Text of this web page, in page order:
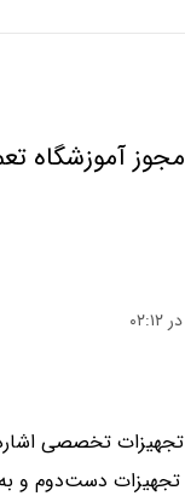
آموزشگاه
تجهیزات تخصصی
تجهیزات دست‌دوم و